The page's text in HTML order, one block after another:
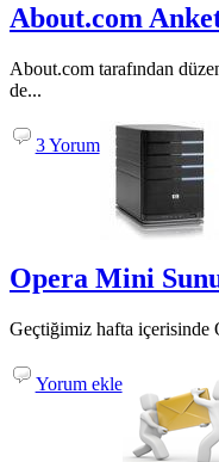
About.com
About.com tarafından
de...
3 Yorum
Opera Mini
Geçtiğimiz hafta içerisinde
Yorum ekle